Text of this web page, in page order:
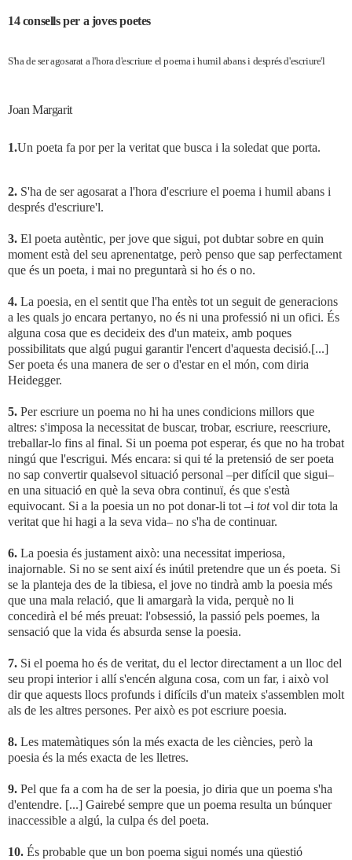
14 consells per a joves poetes
S'ha de ser agosarat a l'hora d'escriure el poema i humilabans i després d'escriure'l
Joan Margarit
1.Un poeta fa por per la veritat que busca i la soledat que porta.
2. S'ha de ser agosarat a l'hora d'escriure el poema i humil abans i
després d'escriure'l.
3. El poeta autèntic, per jove que sigui, pot dubtar sobre en quin
moment està del seu aprenentatge, però penso que sap perfectament
que és un poeta, i mai no preguntarà si ho és o no.
4. La poesia, en el sentit que l'ha entès tot un seguit de generacions
a les quals jo encara pertanyo, no és ni una professió ni un ofici. És
alguna cosa que es decideix des d'un mateix, amb poques
possibilitats que algú pugui garantir l'encert d'aquesta decisió.[...]
Ser poeta és una manera de ser o d'estar en el món, com diria
Heidegger.
5. Per escriure un poema no hi ha unes condicions millors que
altres: s'imposa la necessitat de buscar, trobar, escriure, reescriure,
treballar-lo fins al final. Si un poema pot esperar, és que no ha trobat
ningú que l'escrigui. Més encara: si qui té la pretensió de ser poeta
no sap convertir qualsevol situació personal –per difícil que sigui–
en una situació en què la seva obra continuï, és que s'està
equivocant. Si a la poesia un no pot donar-li tot –i tot vol dir tota la
veritat que hi hagi a la seva vida– no s'ha de continuar.
6. La poesia és justament això: una necessitat imperiosa,
inajornable. Si no se sent així és inútil pretendre que un és poeta. Si
se la planteja des de la tibiesa, el jove no tindrà amb la poesia més
que una mala relació, que li amargarà la vida, perquè no li
concedirà el bé més preuat: l'obsessió, la passió pels poemes, la
sensació que la vida és absurda sense la poesia.
7. Si el poema ho és de veritat, du el lector directament a un lloc del
seu propi interior i allí s'encén alguna cosa, com un far, i això vol
dir que aquests llocs profunds i difícils d'un mateix s'assemblen molt
als de les altres persones. Per això es pot escriure poesia.
8. Les matemàtiques són la més exacta de les ciències, però la
poesia és la més exacta de les lletres.
9. Pel que fa a com ha de ser la poesia, jo diria que un poema s'ha
d'entendre. [...] Gairebé sempre que un poema resulta un búnquer
inaccessible a algú, la culpa és del poeta.
10. És probable que un bon poema sigui només una qüestió